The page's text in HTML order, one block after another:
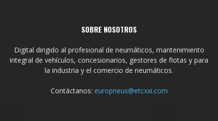
SOBRE NOSOTROS
Digital dirigido al profesional de neumáticos, mantenimiento
integral de vehículos, concesionarios, gestores de flotas y para
la industria y el comercio de neumáticos.
Contáctanos: europneus@etcxxi.com